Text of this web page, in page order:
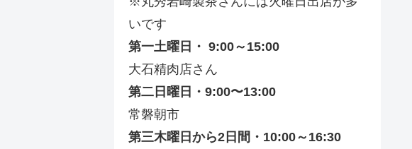
いです
第一土曜日・ 9:00～15:00
大石精肉店さん
第二日曜日・9:00〜13:00
常磐朝市
第三木曜日から2日間・10:00～16:30